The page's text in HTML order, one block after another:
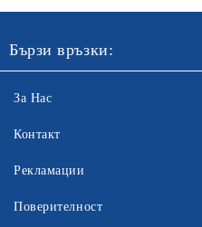
Бързи връзки:
За Нас
Контакт
Рекламации
Поверителност